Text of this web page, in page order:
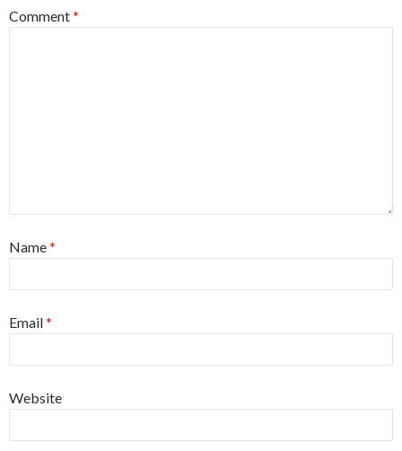
Comment*
Name*
Email*
Website